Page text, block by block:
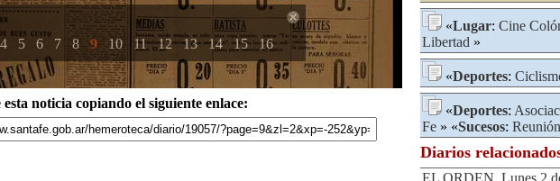
4 5 6 7 8 9 10 11 12 13 14 15 16
noticia copiando el siguiente enlace:
«Lugar: Cine
Libertad »
«Deportes:
«Deportes:
Fe » «Sucesos: Reunión
Diarios
EL ORDEN, Lunes 2